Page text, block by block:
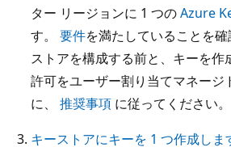
ター リージョンに 1 つのAzure
す。 要件を満たしていることを
ストアを構成する前と、キーを作
許可をユーザー割り当てマネージ
に、 推奨事項 に従ってください。
キーストアにキーを 1 つ作成しま